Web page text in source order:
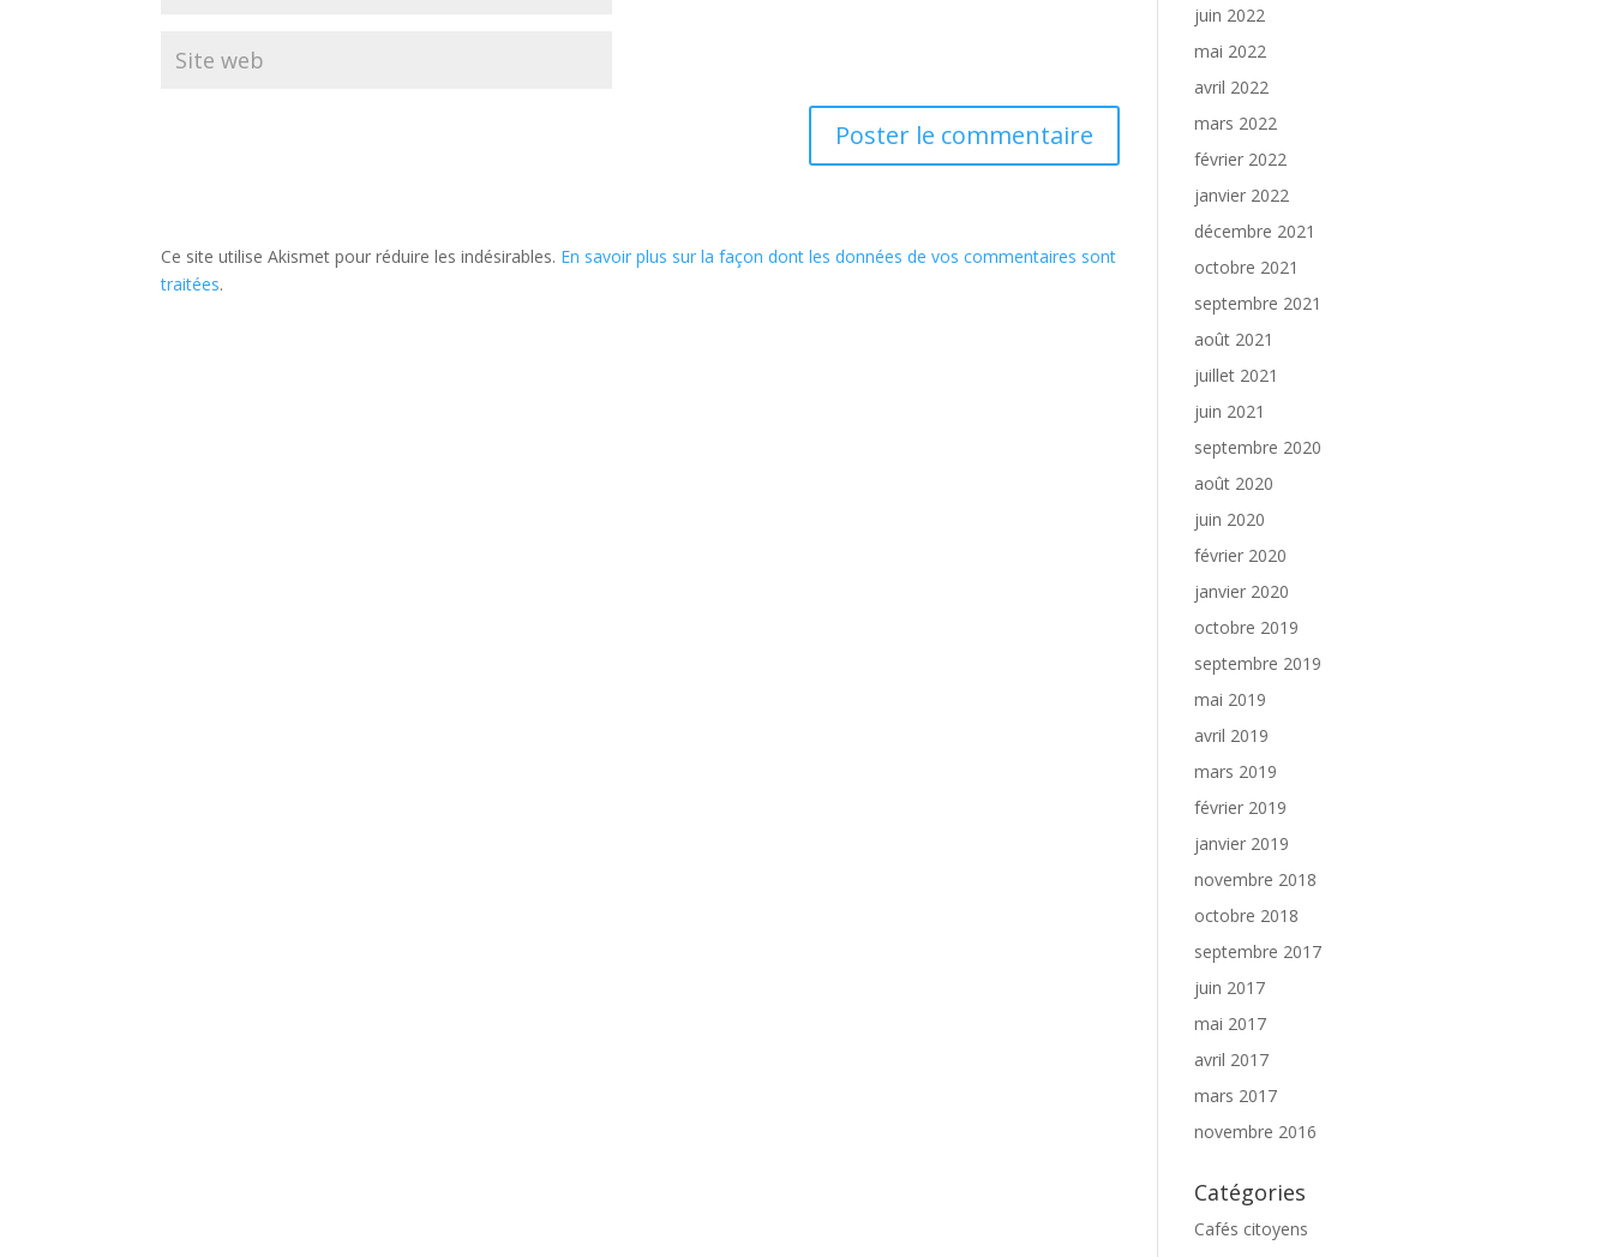
Ce site utilise Akismet pour réduire les indésirables. En savoir plus sur la façon dont les données de vos commentaires sont
traitées.
juin 2022
mai 2022
avril 2022
mars 2022
février 2022
janvier 2022
décembre 2021
octobre 2021
septembre 2021
août 2021
juillet 2021
juin 2021
septembre 2020
août 2020
juin 2020
février 2020
janvier 2020
octobre 2019
septembre 2019
mai 2019
avril 2019
mars 2019
février 2019
janvier 2019
novembre 2018
octobre 2018
septembre 2017
juin 2017
mai 2017
avril 2017
mars 2017
novembre 2016
Catégories
Cafés citoyens